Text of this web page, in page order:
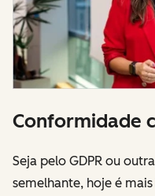
Conformidade
Seja pelo GDPR ou
semelhante, hoje é